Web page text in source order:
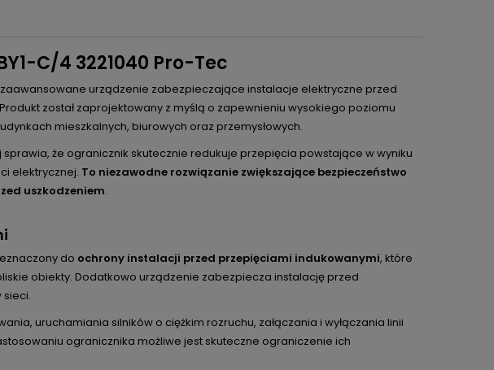
C/4 3221040 Pro-Tec
urządzenie zabezpieczające instalacje elektryczne przed
został zaprojektowany z myślą o zapewnieniu wysokiego poziomu
mieszkalnych, biurowych oraz przemysłowych.
że ogranicznik skutecznie redukuje przepięcia powstające w wyniku
elektrycznej. To niezawodne rozwiązanie zwiększające bezpieczeństwo
uszkodzeniem.
do ochrony instalacji przed przepięciami indukowanymi, które
obiekty. Dodatkowo urządzenie zabezpiecza instalację przed
sieci.
uruchamiania silników o ciężkim rozruchu, załączania i wyłączania linii
ogranicznika możliwe jest skuteczne ograniczenie ich